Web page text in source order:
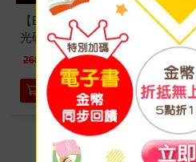
【EAGLE】全區讀碟 影音
光碟播放機 ESD-120
2680 特價 1980 元
加入購物車